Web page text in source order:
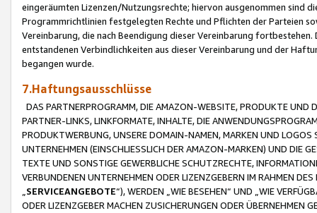
eingeräumten Lizenzen/Nutzungsrechte; hiervon ausgenommen sind
Programmrichtlinien festgelegten Rechte und Pflichten der Parteien
Vereinbarung, die nach Beendigung dieser Vereinbarung
entstandenen Verbindlichkeiten aus dieser Vereinbarung und der
begangen wurde.
7.Haftungsausschlüsse
DAS PARTNERPROGRAMM, DIE AMAZON-WEBSITE, PRODUKTE UND
PARTNER-LINKS, LINKFORMATE, INHALTE, DIE
PRODUKTWERBUNG, UNSERE DOMAIN-NAMEN, MARKEN UND
UNTERNEHMEN (EINSCHLIESSLICH DER AMAZON-MARKEN) UND DIE
TEXTE UND SONSTIGE GEWERBLICHE SCHUTZRECHTE,
VERBUNDENEN UNTERNEHMEN ODER LIZENZGEBERN IM RAHMEN
SERVICEANGEBOTE“), WERDEN „WIE BESEHEN“ UND „WIE
ODER LIZENZGEBER MACHEN ZUSICHERUNGEN ODER ÜBERNEHMEN